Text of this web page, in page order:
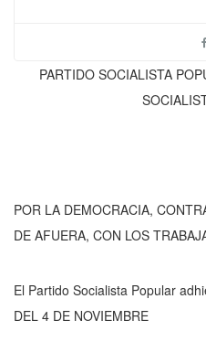
PARTIDO SOCIALISTA
POR LA DEMOCRACIA,
DE AFUERA, CON LOS
El Partido Socialista Popular
DEL 4 DE NOVIEMBRE